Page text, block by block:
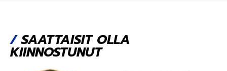
/SAATTAISIT OLLA
KIINNOSTUNUT